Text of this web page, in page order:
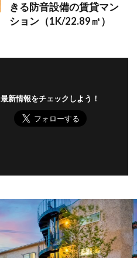
きる防音設備の賃貸マン
ション（1K/22.89㎡）
最新情報をチェックしよう！